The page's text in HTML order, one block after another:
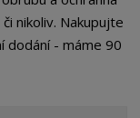
nikoliv. Nakupujte
dodání - máme 90